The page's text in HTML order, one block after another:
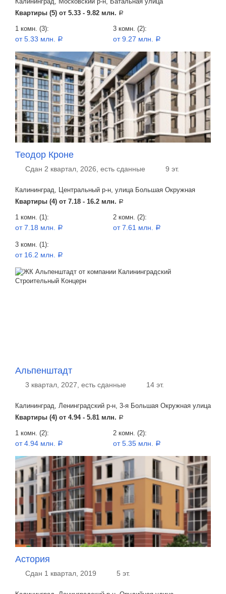
Квартиры (5) от 5.33 - 9.82 млн. a
1 комн. (3):
от 5.33 млн. a
3 комн. (2):
от 9.27 млн. a
Теодор Кроне
Сдан 2 квартал, 2026, есть сданные 9 эт.
Калининград, Центральный р-н, улица Большая Окружная
Квартиры (4) от 7.18 - 16.2 млн. a
1 комн. (1):
от 7.18 млн. a
2 комн. (2):
от 7.61 млн. a
3 комн. (1):
от 16.2 млн. a
Альпенштадт
3 квартал, 2027, есть сданные 14 эт.
Калининград, Ленинградский р-н, 3-я Большая Окружная улица
Квартиры (4) от 4.94 - 5.81 млн. a
1 комн. (2):
от 4.94 млн. a
2 комн. (2):
от 5.35 млн. a
Астория
Сдан 1 квартал, 2019 5 эт.